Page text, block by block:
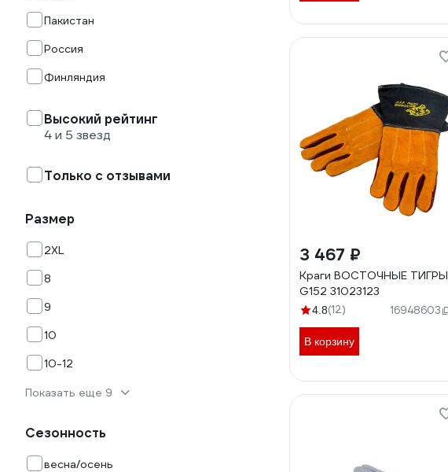
Пакистан
Россия
Финляндия
Высокий рейтинг
4 и 5 звезд
Только с отзывами
Размер
2XL
8
9
10
10-12
Показать еще 9
Сезонность
весна/осень
3 467 ₽
Краги ВОСТОЧНЫЕ ТИГРЫ
G152 31023123
4.8(12) 16948603
В корзину